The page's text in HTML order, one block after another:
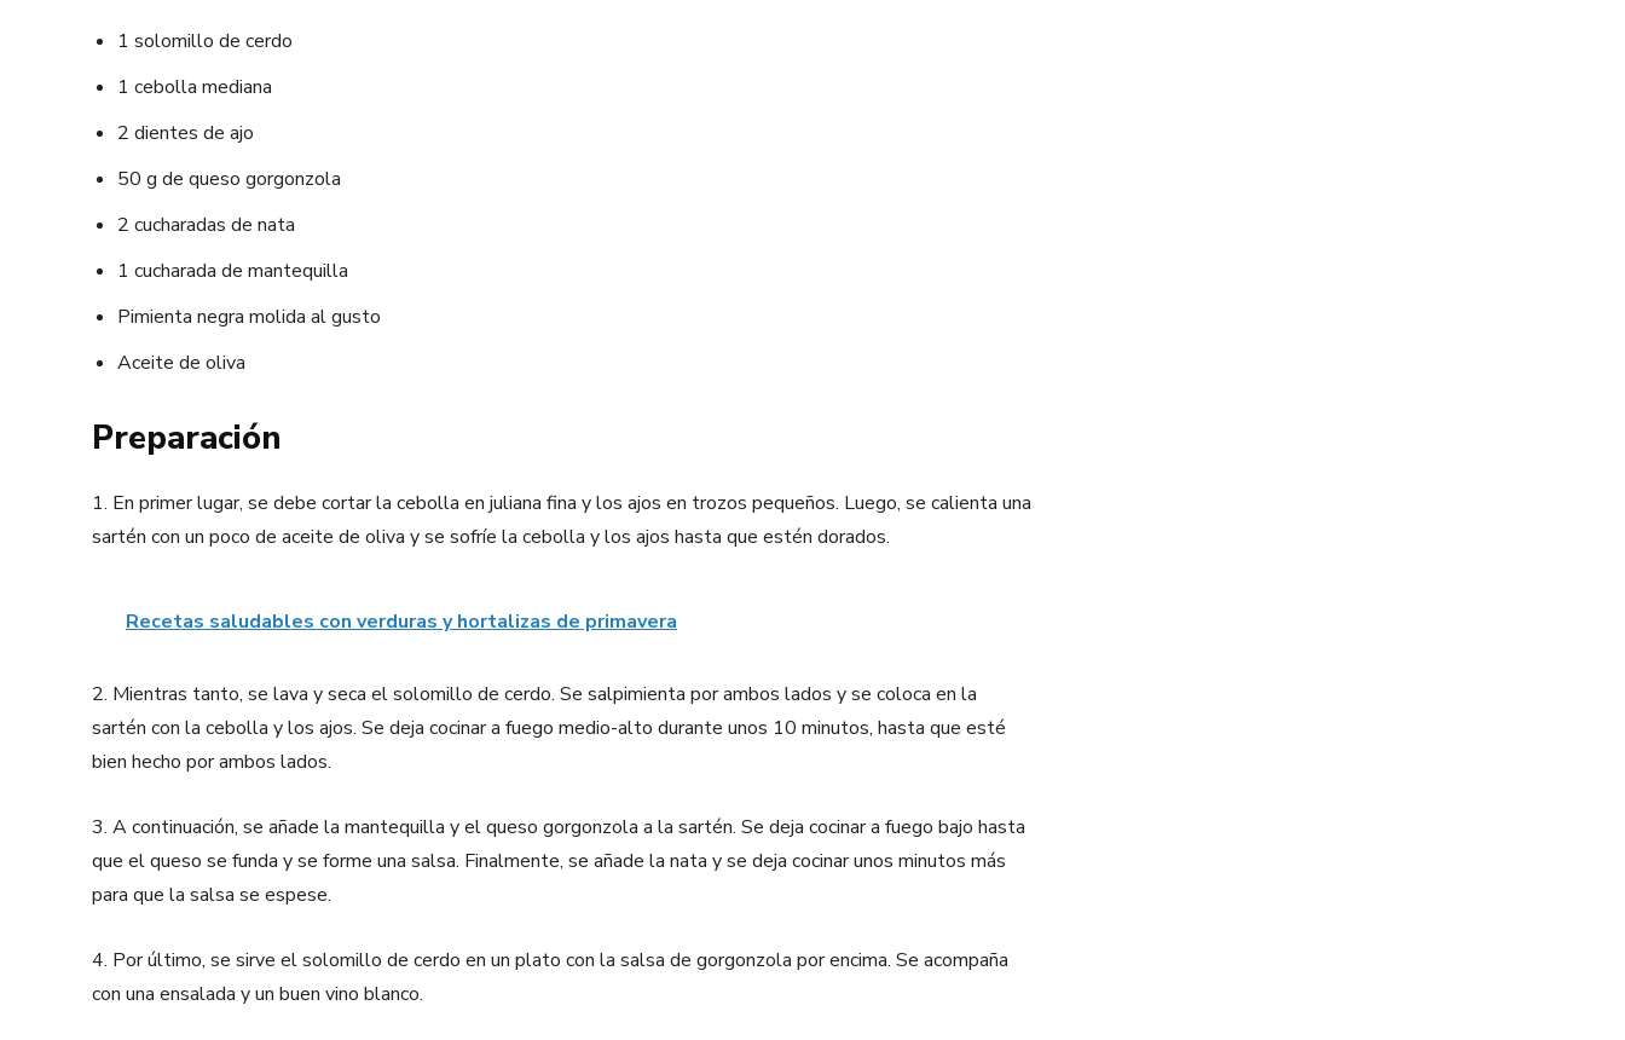
1 solomillo de cerdo
1 cebolla mediana
2 dientes de ajo
50 g de queso gorgonzola
2 cucharadas de nata
1 cucharada de mantequilla
Pimienta negra molida al gusto
Aceite de oliva
Preparación
1. En primer lugar, se debe cortar la cebolla en juliana fina y los ajos en trozos pequeños. Luego, se calienta una
sartén con un poco de aceite de oliva y se sofríe la cebolla y los ajos hasta que estén dorados.
Recetas saludables con verduras y hortalizas de primavera
2. Mientras tanto, se lava y seca el solomillo de cerdo. Se salpimienta por ambos lados y se coloca en la
sartén con la cebolla y los ajos. Se deja cocinar a fuego medio-alto durante unos 10 minutos, hasta que esté
bien hecho por ambos lados.
3. A continuación, se añade la mantequilla y el queso gorgonzola a la sartén. Se deja cocinar a fuego bajo hasta
que el queso se funda y se forme una salsa. Finalmente, se añade la nata y se deja cocinar unos minutos más
para que la salsa se espese.
4. Por último, se sirve el solomillo de cerdo en un plato con la salsa de gorgonzola por encima. Se acompaña
con una ensalada y un buen vino blanco.